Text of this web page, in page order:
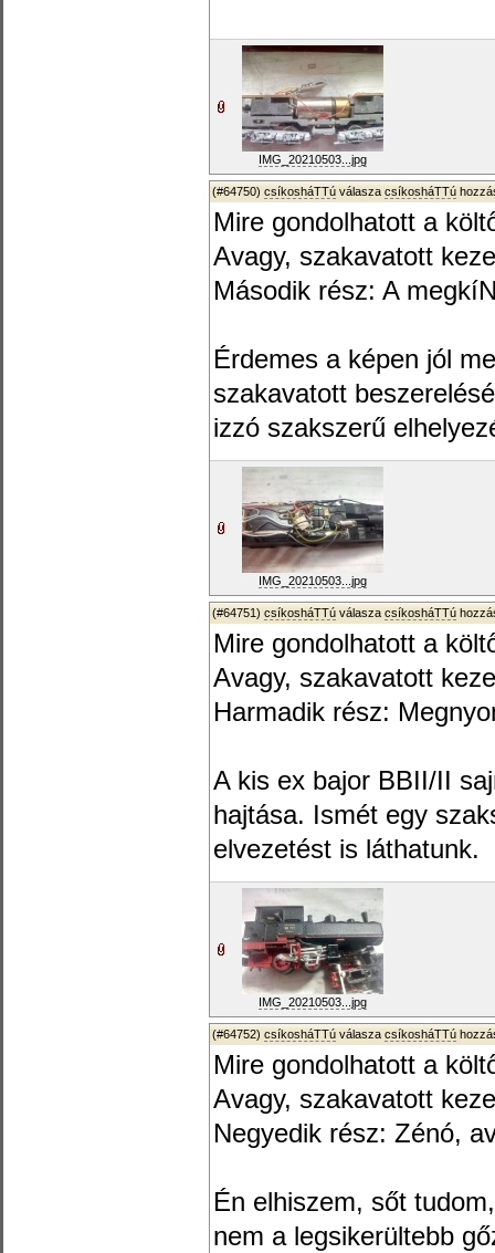
IMG_20210503...jpg
(#64750) csíkosháTTú válasza csíkosháTTú
Mire gondolhatott a
Avagy, szakavatott
Második rész: A
Érdemes a képen jól
szakavatott
izzó szakszerű
IMG_20210503...jpg
(#64751) csíkosháTTú válasza csíkosháTTú
Mire gondolhatott a
Avagy, szakavatott
Harmadik rész:
A kis ex bajor BBII/II
hajtása. Ismét egy
elvezetést is láthatunk.
IMG_20210503...jpg
(#64752) csíkosháTTú válasza csíkosháTTú
Mire gondolhatott a
Avagy, szakavatott
Negyedik rész: Zénó,
Én elhiszem, sőt
nem a legsikerültebb